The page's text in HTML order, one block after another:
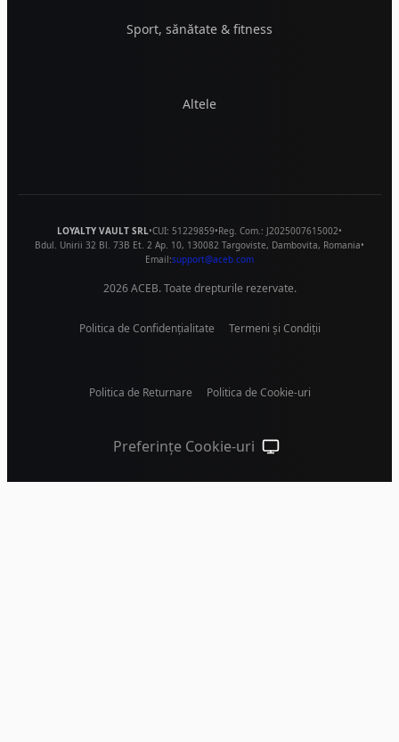
Sport, sănătate & fitness
Altele
LOYALTY VAULT SRL•CUI: 51229859•Reg. Com.: J2025007615002•
Bdul. Unirii 32 Bl. 73B Et. 2 Ap. 10, 130082 Targoviste, Dambovita, Romania•
Email:support@aceb.com
2026 ACEB. Toate drepturile rezervate.
Politica de Confidențialitate Termeni și Condiții
Politica de Returnare Politica de Cookie-uri
Preferințe Cookie-uri Temă sistem (apasă